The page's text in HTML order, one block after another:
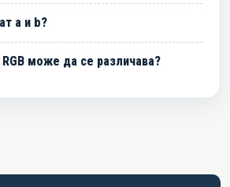
a и b?
може да се различава?